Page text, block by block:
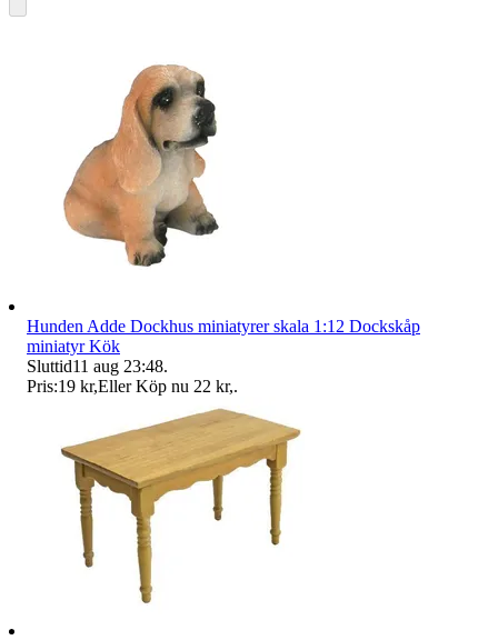
Hunden Adde Dockhus miniatyrer skala 1:12 Dockskåp
miniatyr Kök
Sluttid11 aug 23:48.
Pris:19 kr,Eller Köp nu 22 kr,.